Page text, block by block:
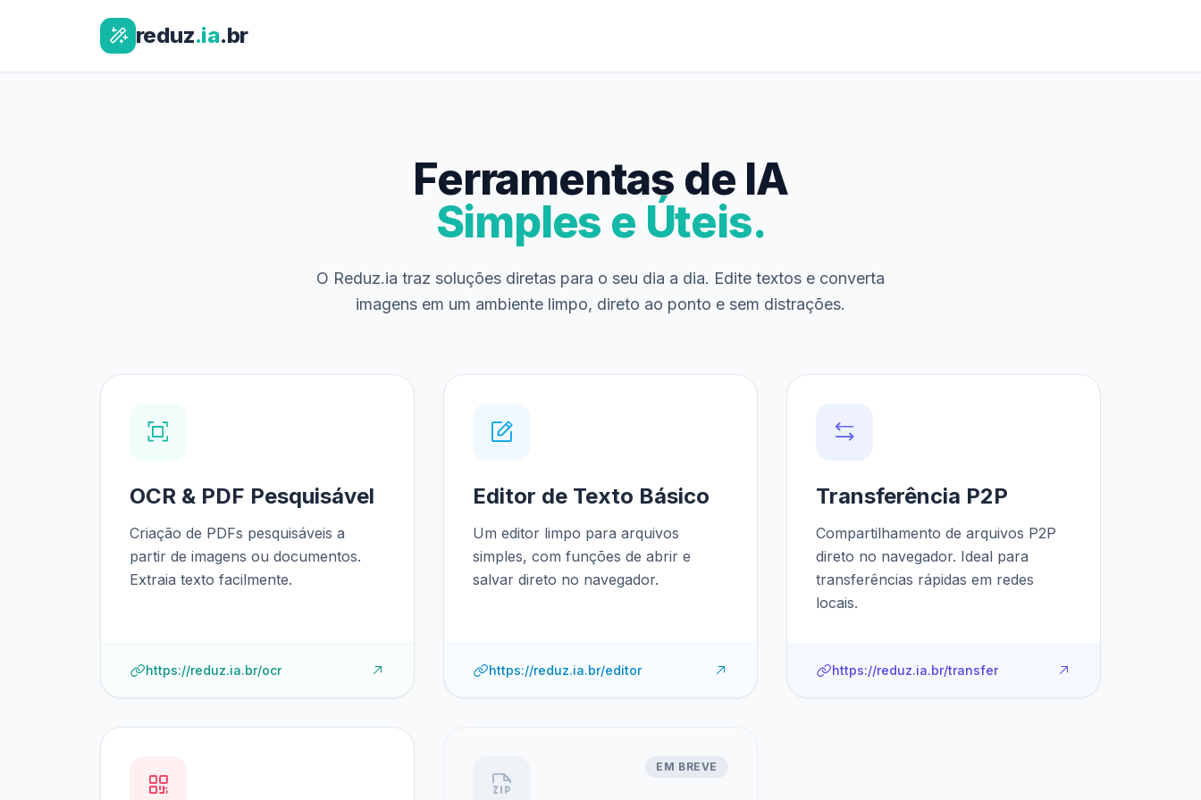
reduz.ia.br
Ferramentas de IA
Simples e Úteis.
O Reduz.ia traz soluções diretas para o seu dia a dia. Edite textos e converta
imagens em um ambiente limpo, direto ao ponto e sem distrações.
OCR & PDF Pesquisável
Criação de PDFs pesquisáveis a
partir de imagens ou documentos.
Extraia texto facilmente.
https://reduz.ia.br/ocr
Editor de Texto Básico
Um editor limpo para arquivos
simples, com funções de abrir e
salvar direto no navegador.
https://reduz.ia.br/editor
Transferência P2P
Compartilhamento de arquivos P2P
direto no navegador. Ideal para
transferências rápidas em redes
locais.
https://reduz.ia.br/transfer
EM BREVE